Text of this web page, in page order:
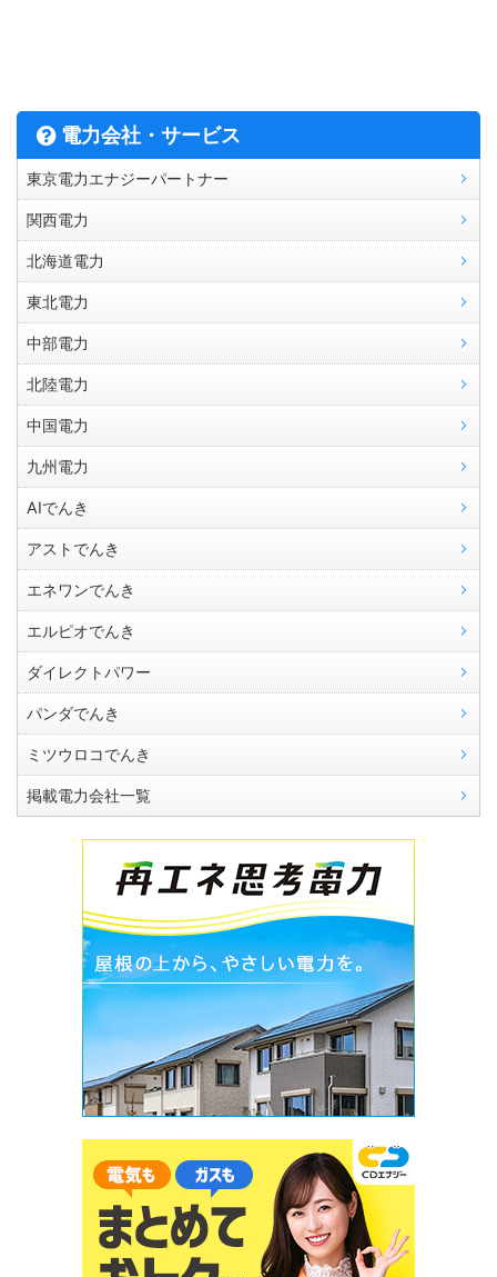
電力会社・サービス
東京電力エナジーパートナー
関西電力
北海道電力
東北電力
中部電力
北陸電力
中国電力
九州電力
AIでんき
アストでんき
エネワンでんき
エルピオでんき
ダイレクトパワー
パンダでんき
ミツウロコでんき
掲載電力会社一覧